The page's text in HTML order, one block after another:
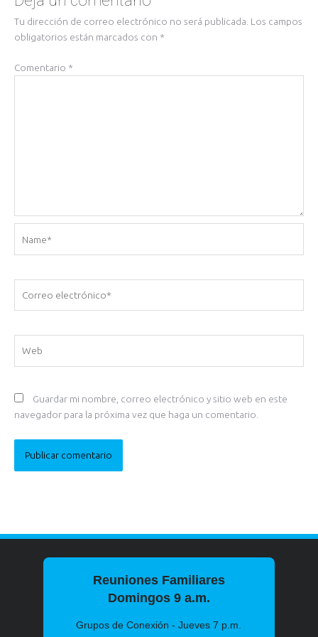
Tu dirección de correo electrónico no será publicada. Los campos
obligatorios están marcados con *
Comentario *
electrónico*
Guardar mi nombre, correo electrónico y sitio web en este
navegador para la próxima vez que haga un comentario.
Reuniones Familiares
Domingos 9 a.m.
Grupos de Conexión - Jueves 7 p.m.